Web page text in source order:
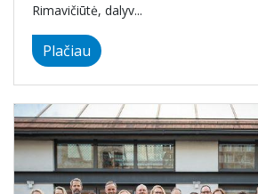
Rimavičiūtė, dalyv...
Plačiau